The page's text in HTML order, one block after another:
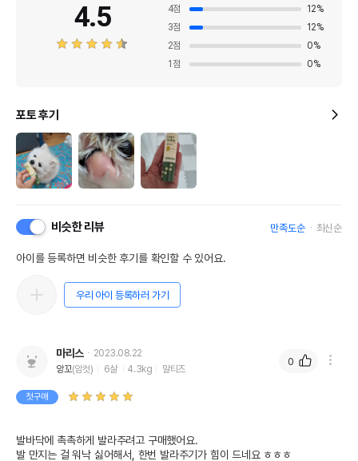
4.5
4점 12%
3점 12%
2점 0%
1 점 0%
포토 후기
비슷한 리뷰 만족도순 최신순
아이를 등록하면 비슷한 후기를 확인할 수 있어요.
우리 아이 등록하러 가기
마리스
2023.08.22
앙꼬(암컷) 6살 4.3kg 말티즈
첫구매
발바닥에 촉촉하게 발라주려고 구매했어요.
발 만지는 걸 워낙 싫어해서, 한번 발라주기가 힘이 드네요 ㅎㅎㅎ
0